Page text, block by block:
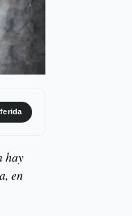
hay
en